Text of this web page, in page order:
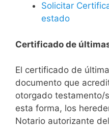
Solicitar
estado
Certificado de
El certificado de
documento que
otorgado testamento/
esta forma, los
Notario autorizante